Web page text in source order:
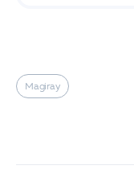
Magiray